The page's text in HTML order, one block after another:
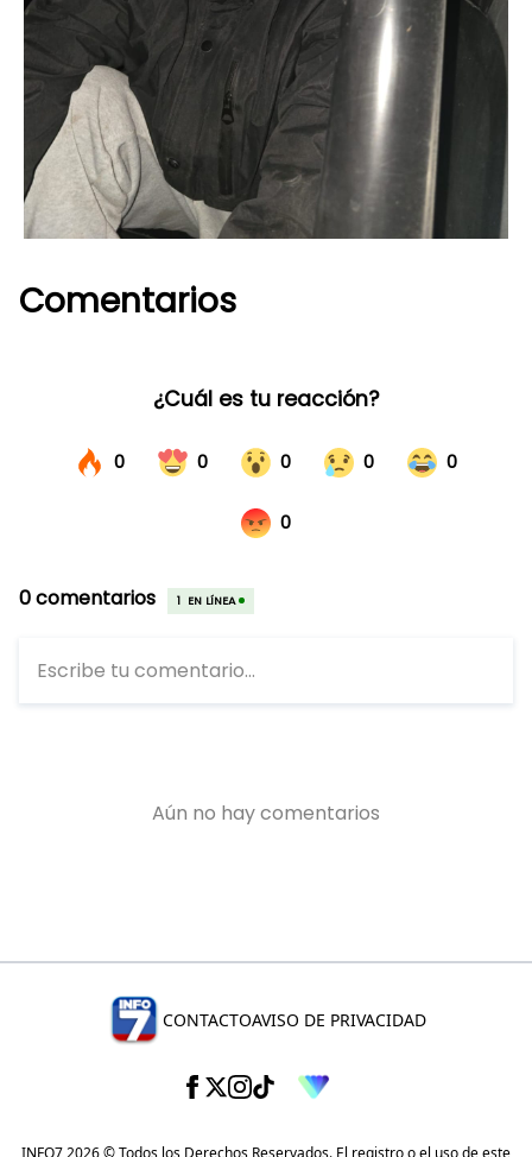
Comentarios
CONTACTOAVISO DE PRIVACIDAD
INFO7 2026 © Todos los Derechos Reservados. El registro o el uso de este